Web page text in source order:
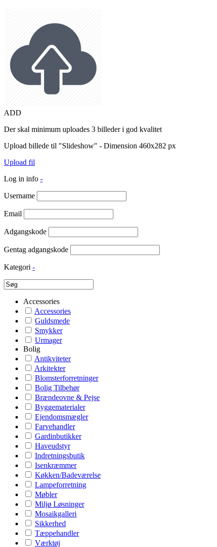
ADD
Der skal minimum uploades 3 billeder i god kvalitet
Upload billede til "Slideshow" - Dimension 460x282 px
Upload fil
Log in info -
Username
Email
Adgangskode
Gentag adgangskode
Kategori -
Accessories
Accessories
Guldsmede
Smykker
Urmager
Bolig
Antikviteter
Arkitekter
Blomsterforretninger
Bolig Tilbehør
Brændeovne & Pejse
Byggematerialer
Ejendomsmægler
Farvehandler
Gardinbutikker
Haveudstyr
Indretningsbutik
Isenkræmmer
Køkken/Badeværelse
Lampeforretning
Møbler
Miljø Løsninger
Mosaikgalleri
Sikkerhed
Tæppehandler
Værktøj